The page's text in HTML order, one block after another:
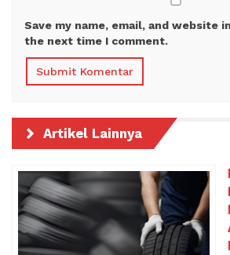
Save my name, email, and website
the next time I comment.
Artikel Lainnya